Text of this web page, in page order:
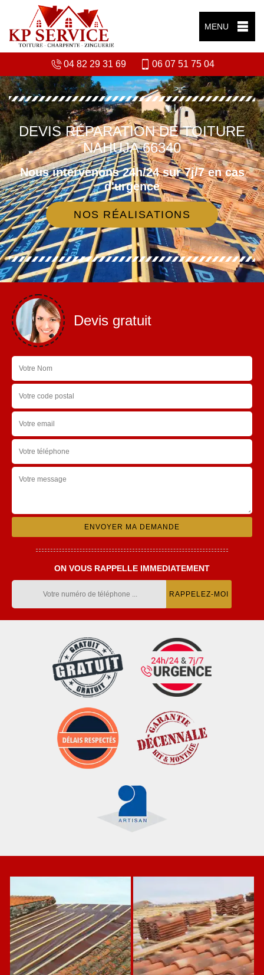
MENU
04 82 29 31 69 06 07 51 75 04
DEVIS RÉPARATION DE TOITURE
NAHUJA 66340
Nous intervenons 24h/24 sur 7j/7 en cas
d'urgence
NOS RÉALISATIONS
Devis gratuit
ON VOUS RAPPELLE IMMEDIATEMENT